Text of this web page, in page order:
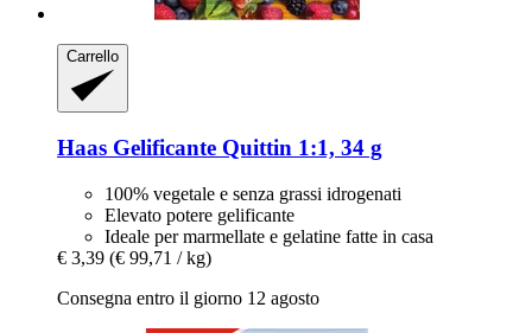
Carrello
Haas Gelificante Quittin 1:1, 34 g
100% vegetale e senza grassi idrogenati
Elevato potere gelificante
Ideale per marmellate e gelatine fatte in casa
€ 3,39 (€ 99,71 / kg)
Consegna entro il giorno 12 agosto